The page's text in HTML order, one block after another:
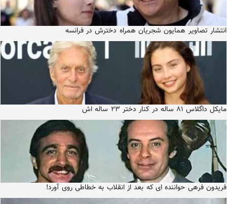
انتشار تصاویر همایون شجریان همراه دخترش در فرانسه
مایکل داگلاس ۸۱ ساله در کنار دختر ۲۳ ساله اش
فریدون فرهی حواننده ای که بعد از انقلاب به خطاطی روی آورد!